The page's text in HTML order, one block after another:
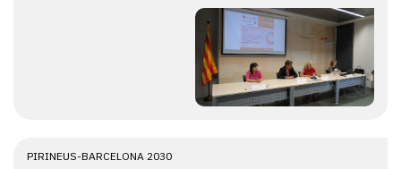
PIRINEUS-BARCELONA 2030